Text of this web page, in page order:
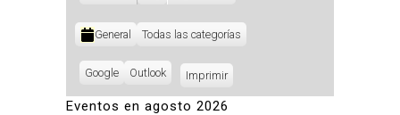
Categorías
General Todas las categorías
Subscribe
Google
Subscribe
Outlook ImprimirVistas
Eventos en agosto 2026